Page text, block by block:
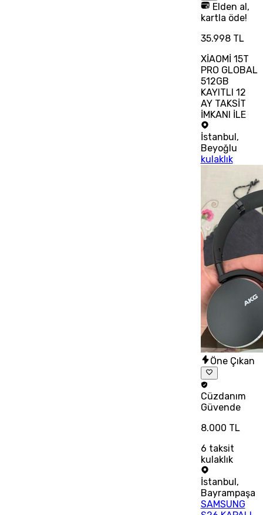
Elden al,
kartla öde!
35.998 TL
XİAOMİ 15T
PRO GLOBAL
512GB
KAYITLI 12
AY TAKSİT
İMKANI İLE
İstanbul,
Beyoğlu
kulaklık
Öne Çıkan
Cüzdanım
Güvende
8.000 TL
6 taksit
kulaklık
İstanbul,
Bayrampaşa
SAMSUNG